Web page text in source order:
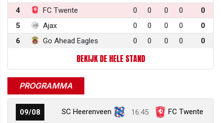
4
FC Twente 0 0 0 0
0
5
Ajax 0 0 0 0
0
6
Go Ahead Eagles 0 0 0 0 0
BEKIJK DE HELE STAND
PROGRAMMA
09/08 SC Heerenveen 16:45 FC Twente